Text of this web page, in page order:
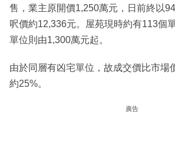
售，業主原開價1,250萬元，日前終以
呎價約12,336元。屋苑現時約有113個
單位則由1,300萬元起。
由於同層有凶宅單位，故成交價比市場
約25%。
廣告